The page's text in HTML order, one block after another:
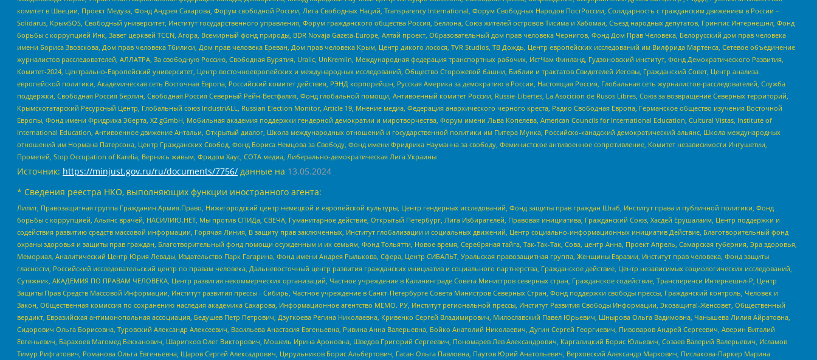
комитет в Швеции, Проект Медуза, Фонд Андрея Сахарова, Форум свободной России, Лига Свободных Наций, Transparеncy International, Форум Свободных Народов ПостРоссии, Солидарность с гражданским движением в России –
Solidarus, КрымSOS, Свободный университет, Институт государственного управления, Форум гражданского общества Россия, Беллона, Союз жителей островов Тисима и Хабомаи, Съезд народных депутатов, Гринпис Интернешнл, Фонд
борьбы с коррупцией Инк, Завет церквей TCCN, Агора, Всемирный фонд природы, BDR Novaja Gazeta-Europe, Алтай проект, Образовательный дом прав человека Чернигов, Фонд Дом Прав Человека, Белорусский дом прав человека
имени Бориса Звозскова, Дом прав человека Тбилиси, Дом прав человека Ереван, Дом прав человека Крым, Центр дикого лосося, TVR Studios, ТВ Дождь, Центр европейских исследований им Вилфрида Мартенса, Сетевое объединение
журналистов расследователей, АЛЛАТРА, За свободную Россию, Свободная Бурятия, Uralic, UnKremlin, Международная федерация транспортных рабочих, ИстЧам Финланд, Гудзоновский институт, Фонд Демократического Развития,
Комитет-2024, Центрально-Европейский университет, Центр восточноевропейских и международных исследований, Общество Сторожевой башни, Библии и трактатов Свидетелей Иеговы, Гражданский Совет, Центр анализа
европейской политики, Академическая сеть Восточная Европа, Российский комитет действия, РЭНД корпорейшн, Русская Америка за демократию в России, Настоящая Россия, Глобальная сеть журналистов-расследователей, Служба
поддержки, Свободная Россия Берлин, Свободная Россия Северный Рейн-Вестфалия, Фонд глобальной помощи, Антивоенный комитет России, Russie-Libertes, La Asocicion de Rusos Libres, Союз за возвращение Северных территорий,
Крымскотатарский Ресурсный Центр, Глобальный союз IndustriALL, Russian Election Monitor, Article 19, Мнение медиа, Федерация анархического черного креста, Радио Свободная Европа, Германское общество изучения Восточной
Европы, Фонд имени Фридриха Эберта, XZ gGmbH, Мобильная академия поддержки гендерной демократии и миротворчества, Форум имени Льва Копелева, American Councils for International Education, Cultural Vistas, Institute of
International Education, Антивоенное движение Антальи, Открытый диалог, Школа международных отношений и государственной политики им Питера Мунка, Российско-канадский демократический альянс, Школа международных
отношений им Нормана Патерсона, Центр Гражданских Свобод, Фонд Бориса Немцова за Свободу, Фонд имени Фридриха Науманна за свободу, Феминистское антивоенное сопротивление, Комитет независимости Ингушетии,
Прометей, Stop Occupation of Karelia, Вернись живым, Фридом Хаус, СОТА медиа, Либерально-демократическая Лига Украины
Источник: https://minjust.gov.ru/ru/documents/7756/ данные на 13.05.2024
* Сведения реестра НКО, выполняющих функции иностранного агента:
Лилит, Правозащитная группа Гражданин.Армия.Право, Нижегородский центр немецкой и европейской культуры, Центр гендерных исследований, Фонд защиты прав граждан Штаб, Институт права и публичной политики, Фонд
борьбы с коррупцией, Альянс врачей, НАСИЛИЮ.НЕТ, Мы против СПИДа, СВЕЧА, Гуманитарное действие, Открытый Петербург, Лига Избирателей, Правовая инициатива, Гражданский Союз, Хасдей Ерушалаим, Центр поддержки и
содействия развитию средств массовой информации, Горячая Линия, В защиту прав заключенных, Институт глобализации и социальных движений, Центр социально-информационных инициатив Действие, Благотворительный фонд
охраны здоровья и защиты прав граждан, Благотворительный фонд помощи осужденным и их семьям, Фонд Тольятти, Новое время, Серебряная тайга, Так-Так-Так, Сова, центр Анна, Проект Апрель, Самарская губерния, Эра здоровья,
Мемориал, Аналитический Центр Юрия Левады, Издательство Парк Гагарина, Фонд имени Андрея Рылькова, Сфера, Центр СИБАЛЬТ, Уральская правозащитная группа, Женщины Евразии, Институт прав человека, Фонд защиты
гласности, Российский исследовательский центр по правам человека, Дальневосточный центр развития гражданских инициатив и социального партнерства, Гражданское действие, Центр независимых социологических исследований,
Сутяжник, АКАДЕМИЯ ПО ПРАВАМ ЧЕЛОВЕКА, Центр развития некоммерческих организаций, Частное учреждение в Калининграде Совета Министров северных стран, Гражданское содействие, Трансперенси Интернешнл-Р, Центр
Защиты Прав Средств Массовой Информации, Институт развития прессы - Сибирь, Частное учреждение в Санкт-Петербурге Совета Министров Северных Стран, Фонд поддержки свободы прессы, Гражданский контроль, Человек и
Закон, Общественная комиссия по сохранению наследия академика Сахарова, Информационное агентство МЕМО. РУ, Институт региональной прессы, Институт Развития Свободы Информации, Экозащита!-Женсовет, Общественный
вердикт, Евразийская антимонопольная ассоциация, Бедушев Петр Петрович, Дзугкоева Регина Николаевна, Кривенко Сергей Владимирович, Милославский Павел Юрьевич, Шнырова Ольга Вадимовна, Чанышева Лилия Айратовна,
Сидорович Ольга Борисовна, Туровский Александр Алексеевич, Васильева Анастасия Евгеньевна, Ривина Анна Валерьевна, Бойко Анатолий Николаевич, Дугин Сергей Георгиевич, Пивоваров Андрей Сергеевич, Аверин Виталий
Евгеньевич, Барахоев Магомед Бекханович, Шарипков Олег Викторович, Мошель Ирина Ароновна, Шведов Григорий Сергеевич, Пономарев Лев Александрович, Каргалицкий Борис Юльевич, Созаев Валерий Валерьевич, Исламов
Тимур Рифгатович, Романова Ольга Евгеньевна, Щаров Сергей Алексадрович, Цирульников Борис Альбертович, Гасан Ольга Павловна, Паутов Юрий Анатольевич, Верховский Александр Маркович, Пислакова-Паркер Марина